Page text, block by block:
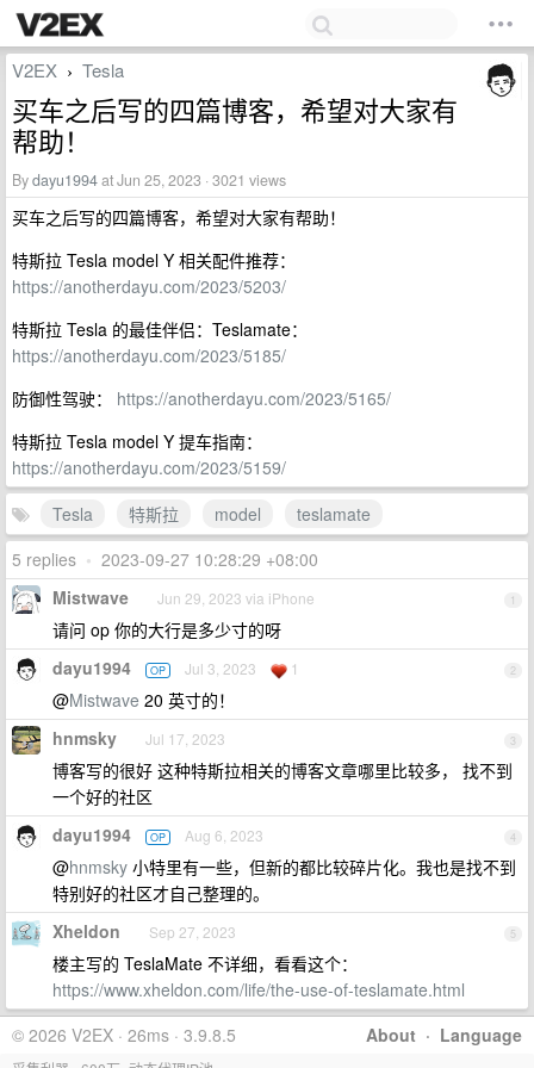
V2EX › Tesla
买车之后写的四篇博客，希望对大家有
帮助！
Bydayu1994at Jun 25, 2023 · 3021 views
买车之后写的四篇博客，希望对大家有帮助！
特斯拉 Tesla model Y 相关配件推荐：
https://anotherdayu.com/2023/5203/
特斯拉 Tesla 的最佳伴侣：Teslamate：
https://anotherdayu.com/2023/5185/
防御性驾驶： https://anotherdayu.com/2023/5165/
特斯拉 Tesla model Y 提车指南：
https://anotherdayu.com/2023/5159/
Tesla
特斯拉 model
teslamate
5 replies • 2023-09-27 10:28:29 +08:00
1
Mistwave Jun 29, 2023 via iPhone
请问 op 你的大行是多少寸的呀
2
dayu1994 OP Jul 3, 2023 1
@Mistwave 20 英寸的！
3
hnmsky Jul 17, 2023
博客写的很好 这种特斯拉相关的博客文章哪里比较多， 找不到
一个好的社区
4
dayu1994 OP Aug 6, 2023
@hnmsky 小特里有一些，但新的都比较碎片化。我也是找不到
特别好的社区才自己整理的。
5
Xheldon Sep 27, 2023
楼主写的 TeslaMate 不详细，看看这个：
https://www.xheldon.com/life/the-use-of-teslamate.html
About · Language
© 2026 V2EX · 26ms · 3.9.8.5